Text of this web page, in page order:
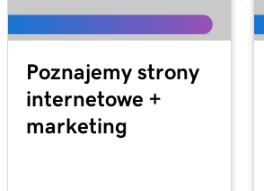
Poznajemy strony
internetowe +
marketing